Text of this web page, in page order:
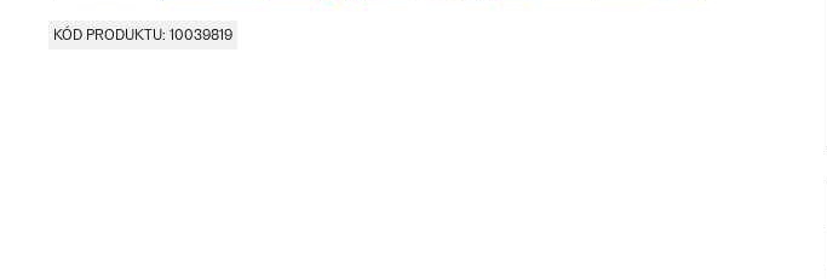
KÓD PRODUKTU: 10039819